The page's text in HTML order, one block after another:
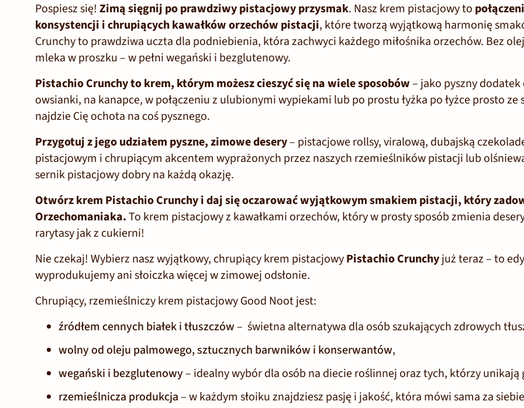
Pospiesz się! Zimą sięgnij po prawdziwy pistacjowy przysmak. Nasz krem pistacjowy to
konsystencji i chrupiących kawałków orzechów pistacji, które tworzą wyjątkową harmonię
Crunchy to prawdziwa uczta dla podniebienia, która zachwyci każdego miłośnika orzechów. Bez
mleka w proszku – w pełni wegański i bezglutenowy.
Pistachio Crunchy to krem, którym możesz cieszyć się na wiele sposobów– jako pyszny
owsianki, na kanapce, w połączeniu z ulubionymi wypiekami lub po prostu łyżka po łyżce prosto ze
najdzie Cię ochota na coś pysznego.
Przygotuj z jego udziałem pyszne, zimowe desery– pistacjowe rollsy, viralową, dubajską
pistacjowym i chrupiącym akcentem wyprażonych przez naszych rzemieślników pistacji lub
sernik pistacjowy dobry na każdą okazję.
Otwórz krem Pistachio Crunchy i daj się oczarować wyjątkowym smakiem pistacji, który
Orzechomaniaka.To krem pistacjowy z kawałkami orzechów, który w prosty sposób zmienia
rarytasy jak z cukierni!
Nie czekaj! Wybierz nasz wyjątkowy, chrupiący krem pistacjowyPistachio Crunchyjuż teraz – to
wyprodukujemy ani słoiczka więcej w zimowej odsłonie.
Chrupiący, rzemieślniczy krem pistacjowy Good Noot jest:
źródłem cennych białek i tłuszczów– świetna alternatywa dla osób szukających zdrowych
wolny od oleju palmowego, sztucznych barwników i konserwantów,
wegański i bezglutenowy– idealny wybór dla osób na diecie roślinnej oraz tych, którzy unikają
rzemieślnicza produkcja– w każdym słoiku znajdziesz pasję i jakość, która mówi sama za